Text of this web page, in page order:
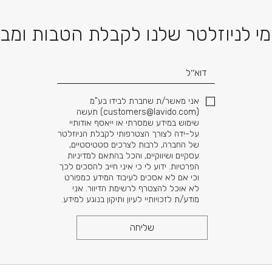
לניוזלטר שלנו לקבלת הטבות
דוא׳׳ל
אני מאשר/ת שחברת לבידו בע"מ
(
customers@lavido.com) תעשה
שימוש במידע שמסרתי או ייאסף אודותיי
על-ידה לצורך הצטרפותי לקבלת הניוזלטר
של החברה, לרבות לצרכים סטטיסטיים,
עסקיים ושיווקיים, והכל בהתאם למדיניות
הפרטיות. ידוע לי כי איני חייב להסכים לכך
וכי אם לא אסכים לעיבוד המידע כמפורט
לא אוכל להצטרף לרשימת הדיוור. אני
מודע/ת לזכויותיי לעיון ותיקון בנוגע למידע.
שליחה